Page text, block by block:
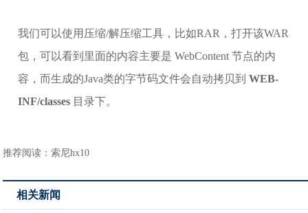
我们可以使用压缩/解压缩工具，比如RAR，打开该WAR
包，可以看到里面的内容主要是 WebContent 节点的内
容，而生成的Java类的字节码文件会自动拷贝到 WEB-
INF/classes 目录下。
推荐阅读：索尼hx10
相关新闻